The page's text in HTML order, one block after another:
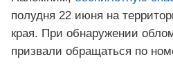
полудня 22 июня на
края. При обнаружении
призвали обращаться по